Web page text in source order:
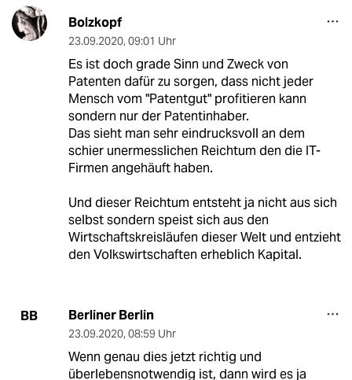
Bolzkopf
23.09.2020, 09:01 Uhr
Es ist doch grade Sinn und Zweck von
Patenten dafür zu sorgen, dass nicht jeder
Mensch vom "Patentgut" profitieren kann
sondern nur der Patentinhaber.
Das sieht man sehr eindrucksvoll an dem
schier unermesslichen Reichtum den die IT-
Firmen angehäuft haben.
Und dieser Reichtum entsteht ja nicht aus sich
selbst sondern speist sich aus den
Wirtschaftskreisläufen dieser Welt und entzieht
den Volkswirtschaften erheblich Kapital.
BB Berliner Berlin
23.09.2020, 08:59 Uhr
Wenn genau dies jetzt richtig und
überlebensnotwendig ist, dann wird es ja